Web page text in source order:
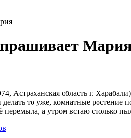
Мария
Астраханская область г.
то уже, комнатные ростение
перемыла, а утром встаю столько